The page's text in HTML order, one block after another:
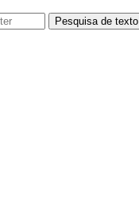
Pesquisa de texto